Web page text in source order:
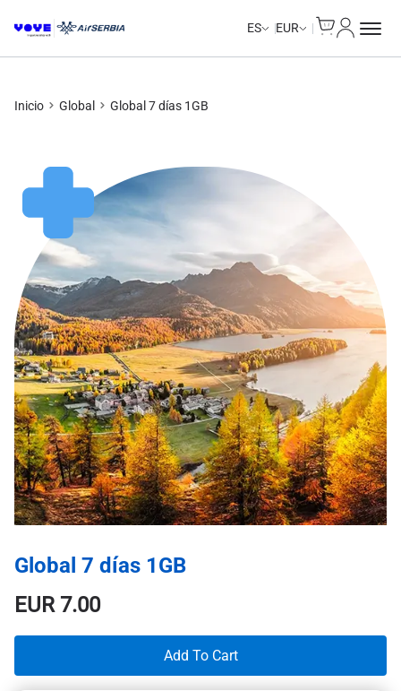
ES EUR
Inicio Global Global 7 días 1GB
Global 7 días 1GB
EUR7.00
Add To Cart